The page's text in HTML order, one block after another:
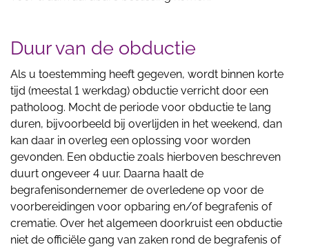
Duur van de obductie
Als u toestemming heeft gegeven, wordt binnen korte
tijd (meestal 1 werkdag) obductie verricht door een
patholoog. Mocht de periode voor obductie te lang
duren, bijvoorbeeld bij overlijden in het weekend, dan
kan daar in overleg een oplossing voor worden
gevonden. Een obductie zoals hierboven beschreven
duurt ongeveer 4 uur. Daarna haalt de
begrafenisondernemer de overledene op voor de
voorbereidingen voor opbaring en/of begrafenis of
crematie. Over het algemeen doorkruist een obductie
niet de officiële gang van zaken rond de begrafenis of